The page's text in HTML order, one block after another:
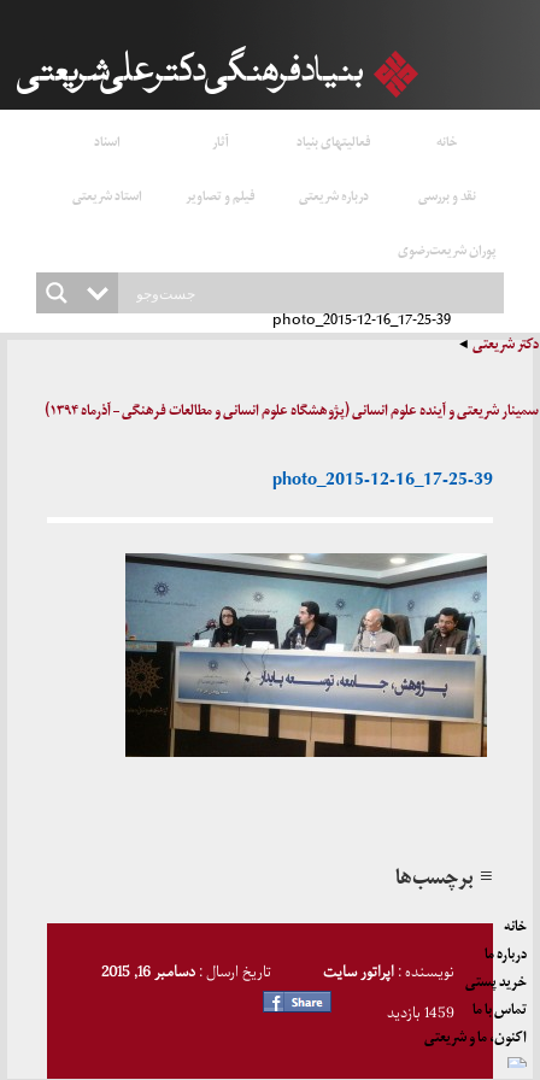
خانه فعالیتهای بنیاد آثار
اسناد
نقد و بررسی
درباره شریعتی فیلم و تصاویر
استاد شریعتی
پوران شریعت‌رضوی
دکتر شریعتی
سمینار شریعتی و آینده علوم انسانی (پژوهشگاه علوم انسانی و مطالعات فرهنگی – آذرماه ۱۳۹۴)
photo_2015-12-16_17-25-39
photo_2015-12-16_17-25-39
≡ برچسب‌ها
نویسنده :اپراتور سایت تاریخ ارسال :دسامبر 16, 2015
1459 بازدید
خانه
درباره ما
خرید پستی
تماس با ما
اکنون، ما و شریعتی